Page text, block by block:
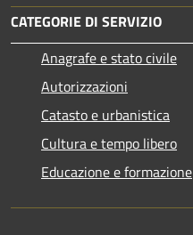
CATEGORIE DI SERVIZIO
Anagrafe e stato civile
Autorizzazioni
Catasto e urbanistica
Cultura e tempo libero
Educazione e formazione